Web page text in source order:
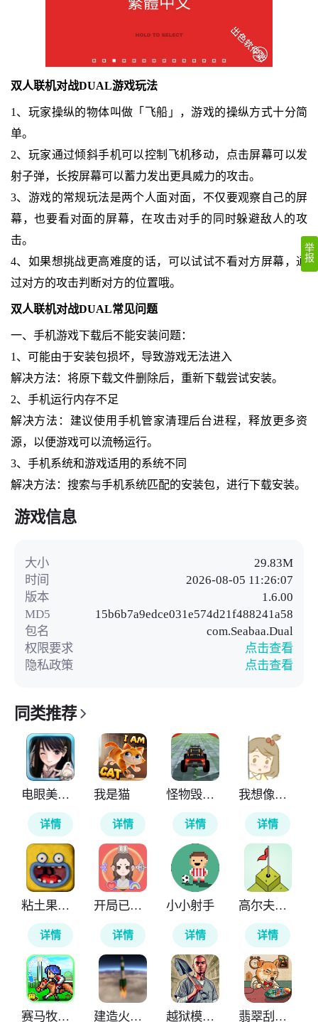
双人联机对战DUAL游戏玩法
1、玩家操纵的物体叫做「飞船」，游戏的操纵方式十分简
单。
2、玩家通过倾斜手机可以控制飞机移动，点击屏幕可以发
射子弹，长按屏幕可以蓄力发出更具威力的攻击。
3、游戏的常规玩法是两个人面对面，不仅要观察自己的屏
幕，也要看对面的屏幕，在攻击对手的同时躲避敌人的攻
击。
4、如果想挑战更高难度的话，可以试试不看对方屏幕，通
过对方的攻击判断对方的位置哦。
双人联机对战DUAL常见问题
一、手机游戏下载后不能安装问题：
1、可能由于安装包损坏，导致游戏无法进入
解决方法：将原下载文件删除后，重新下载尝试安装。
2、手机运行内存不足
解决方法：建议使用手机管家清理后台进程，释放更多资
源，以便游戏可以流畅运行。
3、手机系统和游戏适用的系统不同
解决方法：搜索与手机系统匹配的安装包，进行下载安装。
游戏信息
大小
29.83M
时间
2026-08-05 11:26:07
版本
1.6.00
MD5
15b6b7a9edce031e574d21f488241a58
包名
com.Seabaa.Dual
权限要求
点击查看
隐私政策
点击查看
同类推荐
电眼美少女
详情
我是猫
详情
怪物毁灭车祸
详情
我想像妈妈一样做饭
详情
粘土果酱经典版
详情
开局已是巅峰
详情
小小射手
详情
高尔夫之巅
详情
赛马牧场物语 建造火箭模拟器 越狱模拟器3D 翡翠刮刮乐模拟器
举
报